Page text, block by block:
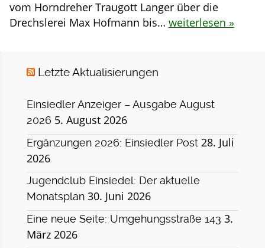
vom Horndreher Traugott Langer über die
Drechslerei Max Hofmann bis… weiterlesen »
Letzte Aktualisierungen
Einsiedler Anzeiger – Ausgabe August
2026 5. August 2026
Ergänzungen 2026: Einsiedler Post 28. Juli
2026
Jugendclub Einsiedel: Der aktuelle
Monatsplan 30. Juni 2026
Eine neue Seite: Umgehungsstraße 143 3.
März 2026